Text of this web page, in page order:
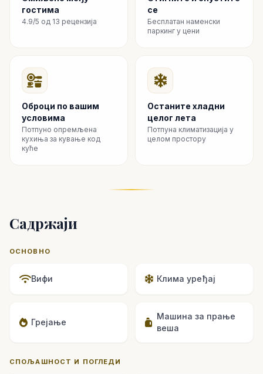
Професионално управљан објекат са телефонском
подршком 24/7 која обезбеђује помоћ кад год вам
Било да посећујете пословно или ради задовољства, овај
апартман нуди фантастичну локацију са свим
удобностима и погодностима потребним за незаборавни
боравак. Не пропустите прилику да доживите најбоље од
Лимасола са савршеном комбинацијом опуштања и
истраживања прямо пред вашим вратима.
гостима
4.9/5 од 13 рецензија
се
Бесплатан наменски
паркинг у цени
Оброци по вашим
условима
Потпуно опремљена
кухиња за кување код
куће
Останите хладни
целог лета
Потпуна климатизација у
целом простору
Садржаји
ОСНОВНО
Вифи Клима уређај
Грејање
Машина за прање
веша
СПОЉАШНОСТ И ПОГЛЕДИ